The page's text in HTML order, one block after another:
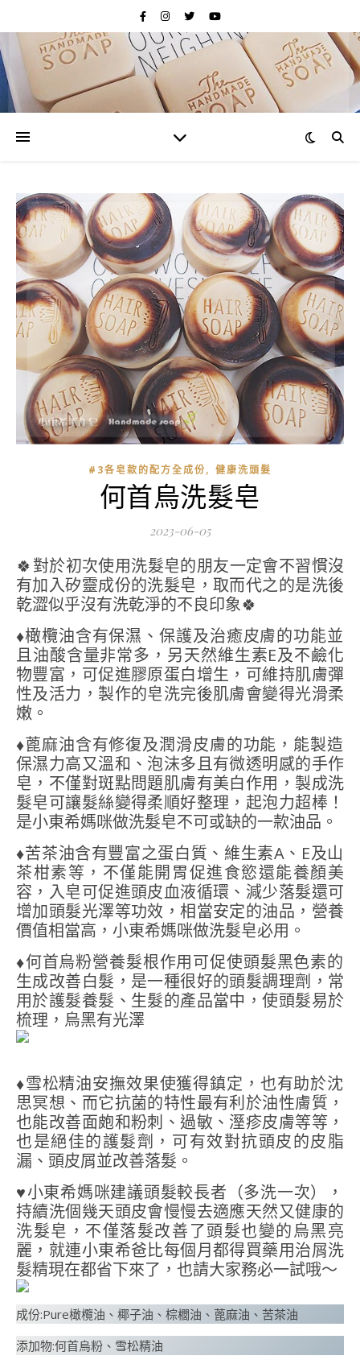
#3各皂款的配方全成份, 健康洗頭髮
何首烏洗髮皂
2023-06-05
有加入矽靈成份的洗髮皂，取而代之的是洗後
乾澀似乎沒有洗乾淨的不良印象🍀
♦️橄欖油含有保濕、保護及治癒皮膚的功能並
且油酸含量非常多，另天然維生素E及不鹼化
物豐富，可促進膠原蛋白增生，可維持肌膚彈
性及活力，製作的皂洗完後肌膚會變得光滑柔
嫩。
♦️蓖麻油含有修復及潤滑皮膚的功能，能製造
保濕力高又溫和、泡沫多且有微透明感的手作
皂，不僅對斑點問題肌膚有美白作用，製成洗
髮皂可讓髮絲變得柔順好整理，起泡力超棒！
是小東希媽咪做洗髮皂不可或缺的一款油品。
​♦️苦茶油含有豐富之蛋白質、維生素A、E及山
茶柑素等，不僅能開胃促進食慾還能養顏美
容，入皂可促進頭皮血液循環、減少落髮還可
增加頭髮光澤等功效，相當安定的油品，營養
價值相當高，小東希媽咪做洗髮皂必用。
​♦️何首烏粉營養髮根作用可促使頭髮黑色素的
生成改善白髮，是一種很好的頭髮調理劑，常
用於護髮養髮、生髮的產品當中，使頭髮易於
梳理，烏黑有光澤
​♦️雪松精油安撫效果使獲得鎮定，也有助於沈
思冥想、而它抗菌的特性最有利於油性膚質，
也能改善面皰和粉刺、過敏、溼疹皮膚等等，
也是絕佳的護髮劑，可有效對抗頭皮的皮脂
漏、頭皮屑並改善落髮。
​♥️小東希媽咪建議頭髮較長者（多洗一次），
持續洗個幾天頭皮會慢慢去適應天然又健康的
洗髮皂，不僅落髮改善了頭髮也變的烏黑亮
麗，就連小東希爸比每個月都得買藥用治屑洗
髮精現在都省下來了，也請大家務必一試哦～ ​
成份:Pure橄欖油、椰子油、棕櫚油、蓖麻油、苦茶油
添加物:何首烏粉、雪松精油